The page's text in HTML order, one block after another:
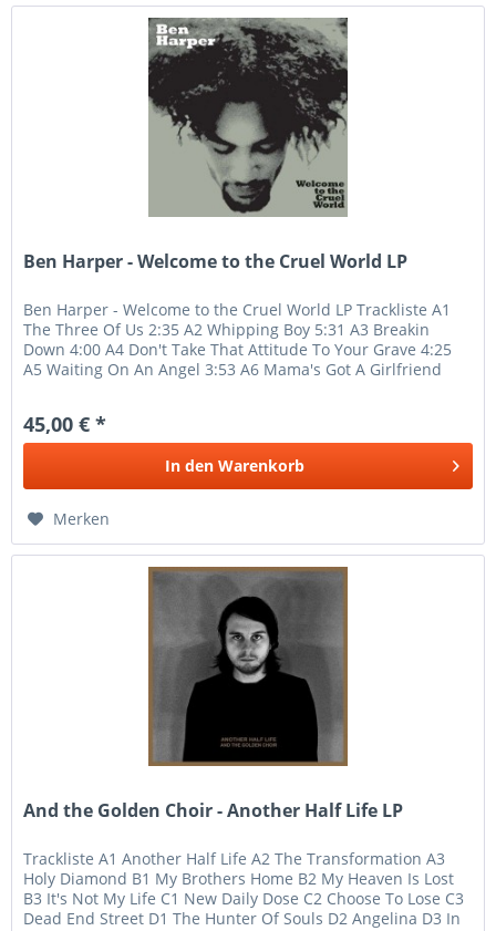
Ben Harper - Welcome to the Cruel World LP
Ben Harper - Welcome to the Cruel World LP Trackliste A1
The Three Of Us 2:35 A2 Whipping Boy 5:31 A3 Breakin
Down 4:00 A4 Don't Take That Attitude To Your Grave 4:25
A5 Waiting On An Angel 3:53 A6 Mama's Got A Girlfriend
45,00 € *
In den Warenkorb
Merken
And the Golden Choir - Another Half Life LP
Trackliste A1 Another Half Life A2 The Transformation A3
Holy Diamond B1 My Brothers Home B2 My Heaven Is Lost
B3 It's Not My Life C1 New Daily Dose C2 Choose To Lose C3
Dead End Street D1 The Hunter Of Souls D2 Angelina D3 In